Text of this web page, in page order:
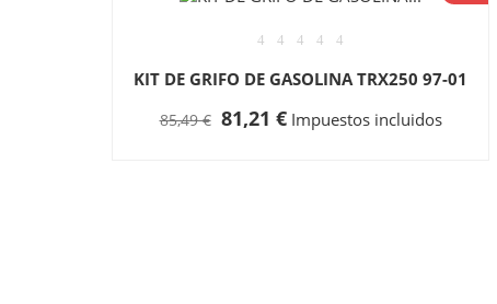
KIT DE GRIFO DE GASOLINA TRX250 97-01
85,49 € 81,21 €Impuestos incluidos